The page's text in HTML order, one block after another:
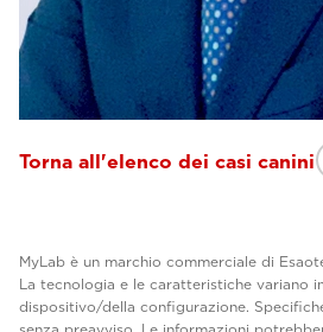
Torna all'elenco dei casi canini
MyLab è un marchio commerciale di
La tecnologia e le caratteristiche variano
dispositivo/della configurazione.